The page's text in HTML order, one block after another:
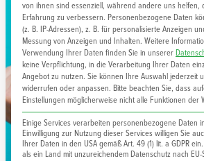
Mit
von ihnen sind essenziell, während andere uns helfen,
Erfahrung zu verbessern. Personenbezogene Daten
(z. B. IP-Adressen), z. B. für personalisierte Anzeigen
Messung von Anzeigen und Inhalten. Weitere
Verwendung Ihrer Daten finden Sie in unserer
keine Verpflichtung, in die Verarbeitung Ihrer Daten
Angebot zu nutzen. Sie können Ihre Auswahl jederzeit
widerrufen oder anpassen. Bitte beachten Sie, dass
Einstellungen möglicherweise nicht alle Funktionen der
Einige Services verarbeiten personenbezogene Daten
Einwilligung zur Nutzung dieser Services willigen Sie
Ihrer Daten in den USA gemäß Art. 49 (1) lit. a GDPR
als ein Land mit unzureichendem Datenschutz nach